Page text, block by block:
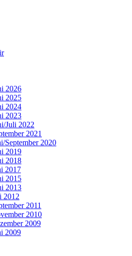
2026
2025
2024
2023
Juli 2022
2021
September 2020
2019
2018
2017
2015
2013
2012
2011
2010
2009
2009